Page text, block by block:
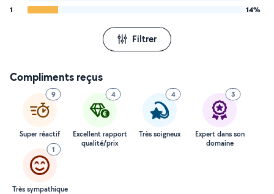
1
14%
Filtrer
Compliments reçus
9
Super réactif
4
Excellent rapport
qualité/prix
4
Très soigneux
3
Expert dans son
domaine
1
Très sympathique